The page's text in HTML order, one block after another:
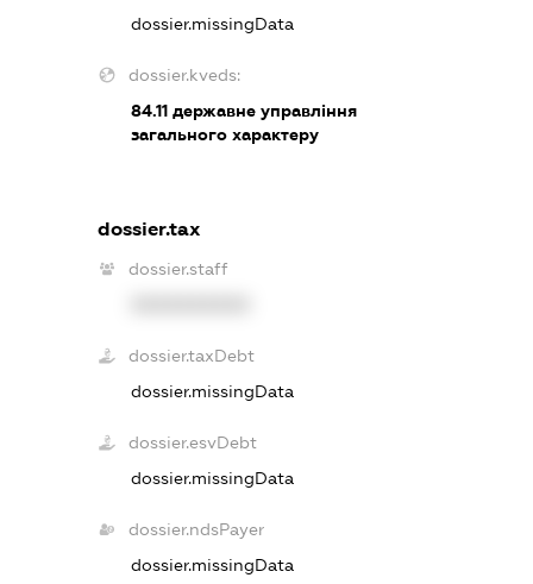
dossier.missingData
dossier.kveds:
84.11 державне управління
загального характеру
dossier.tax
dossier.staff
dossier.taxDebt
dossier.missingData
dossier.esvDebt
dossier.missingData
dossier.ndsPayer
dossier.missingData